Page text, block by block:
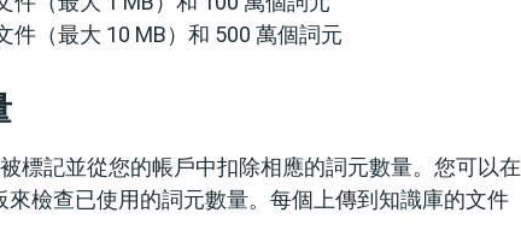
件（最大 10 MB）和 500 萬個詞元
標記並從您的帳戶中扣除相應的詞元數量。您可以在
來檢查已使用的詞元數量。每個上傳到知識庫的文件